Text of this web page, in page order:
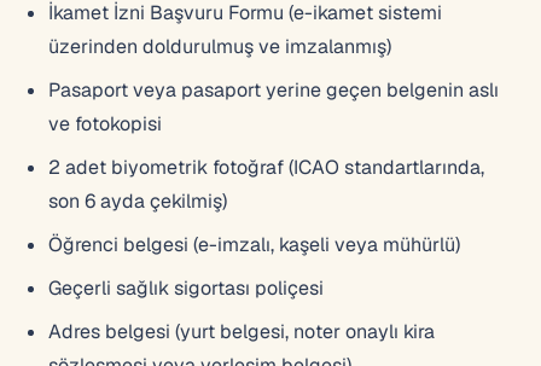
İkamet İzni Başvuru Formu (e-ikamet sistemi
üzerinden doldurulmuş ve imzalanmış)
Pasaport veya pasaport yerine geçen belgenin aslı
ve fotokopisi
2 adet biyometrik fotoğraf (ICAO standartlarında,
son 6 ayda çekilmiş)
Öğrenci belgesi (e-imzalı, kaşeli veya mühürlü)
Geçerli sağlık sigortası poliçesi
Adres belgesi (yurt belgesi, noter onaylı kira